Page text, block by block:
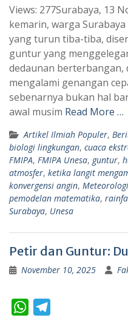
a
t
s
A
p
p
l
e
r
a
m
Views: 277Surabaya, 13
kemarin, warga
yang turun tiba-tiba,
guntur yang
dedaunan berterbangan,
mengalami genangan
sebenarnya bukan hal
awal musim Read More …
Artikel Ilmiah Populer,
biologi lingkungan, cuaca
FMIPA, FMIPA Unesa, guntur,
atmosfer, ketika langit
konvergensi angin,
pemodelan matematika,
Surabaya, Unesa
Petir dan Guntur:
November 10, 2025
W